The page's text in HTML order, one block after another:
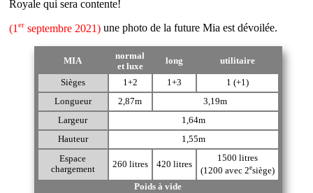
Royale qui sera contente!
(1er septembre 2021) une photo de la future Mia est dévoilée.
MIA
normal
et luxe
long utilitaire
Sièges 1+2 1+3
1 (+1)
Longueur
2,87m
3,19m
Largeur
1,64m
Hauteur
1,55m
Espace
chargement
260 litres 420 litres
1500 litres
(1200 avec 2esiège)
Poids à vide